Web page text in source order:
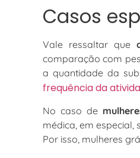
Casos
Vale ressaltar que
comparação com
a quantidade da
frequência da
No caso de
médica, em
Por isso, mulheres